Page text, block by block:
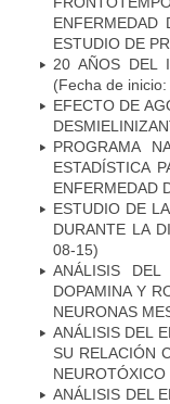
ENFERMEDAD
ESTUDIO DE
20 AÑOS DEL
(Fecha de
EFECTO DE
PROGRAMA
ESTADÍSTICA
ENFERMEDAD
ESTUDIO DE
DURANTE LA
08-15)
ANÁLISIS
DOPAMINA Y
NEURONAS
ANÁLISIS DEL
SU RELACIÓN
NEUROTÓXICO
ANÁLISIS DEL